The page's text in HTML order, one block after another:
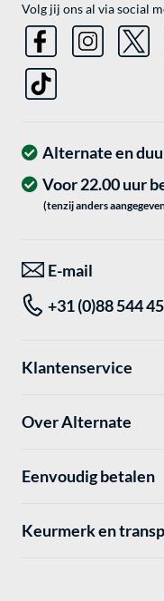
Volg jij ons al via social
Alternate en
Voor 22.00 uur
(tenzij anders
E-mail
+31 (0)88 544
Klantenservice
Over Alternate
Eenvoudig betalen
Keurmerk en